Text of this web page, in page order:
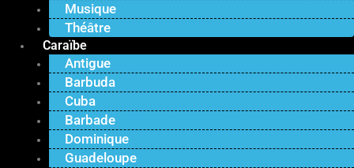
Musique
Théâtre
Caraïbe
Antigue
Barbuda
Cuba
Barbade
Dominique
Guadeloupe